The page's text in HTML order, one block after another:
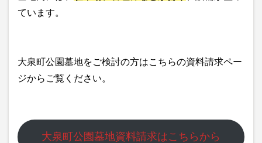
ています。
大泉町公園墓地をご検討の方はこちらの資料請求ペー
ジからご覧ください。
大泉町公園墓地資料請求はこちらから